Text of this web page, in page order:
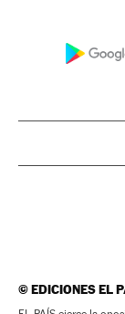
©EDICIONES EL